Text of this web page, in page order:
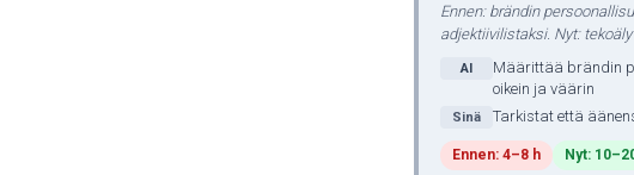
Ennen: brändin
adjektiivilistaksi. Nyt:
AI
Määrittää brändin
oikein ja väärin
Sinä Tarkistat että
Ennen: 4–8 h Nyt: